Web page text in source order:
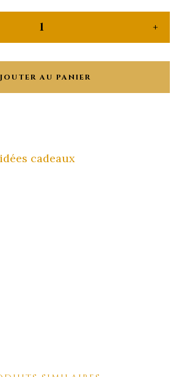
AU PANIER
cadeaux